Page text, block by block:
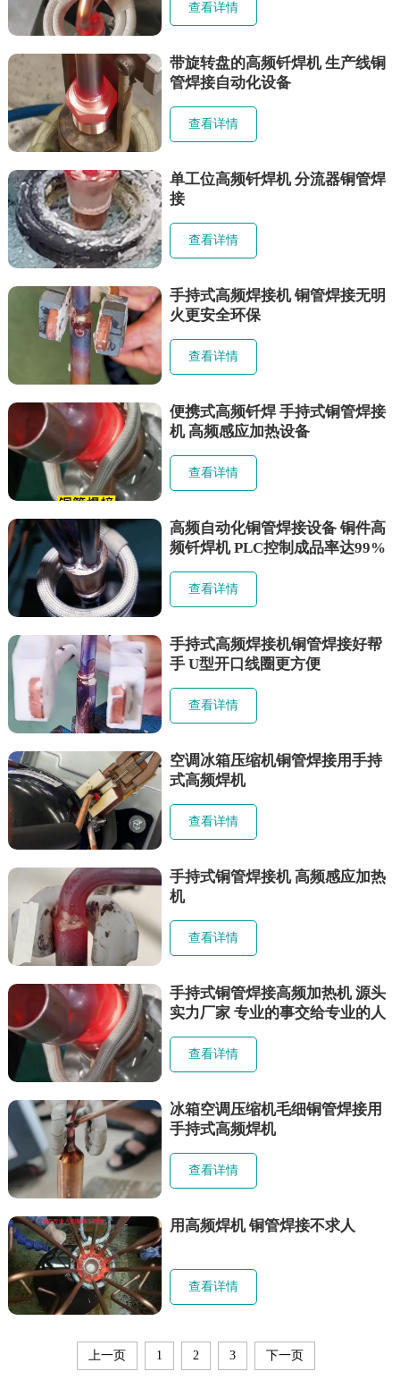
查看详情
带旋转盘的高频钎焊机 生产线铜
管焊接自动化设备
查看详情
单工位高频钎焊机 分流器铜管焊
接
查看详情
手持式高频焊接机 铜管焊接无明
火更安全环保
查看详情
便携式高频钎焊 手持式铜管焊接
机 高频感应加热设备
查看详情
高频自动化铜管焊接设备 铜件高
频钎焊机 PLC控制成品率达99%
真正做到省时省力省人工
查看详情
手持式高频焊接机铜管焊接好帮
手 U型开口线圈更方便
查看详情
空调冰箱压缩机铜管焊接用手持
式高频焊机
查看详情
手持式铜管焊接机 高频感应加热
机
查看详情
手持式铜管焊接高频加热机 源头
实力厂家 专业的事交给专业的人
让技术更有价值
查看详情
冰箱空调压缩机毛细铜管焊接用
手持式高频焊机
查看详情
用高频焊机 铜管焊接不求人
查看详情
上一页 1 2 3 下一页